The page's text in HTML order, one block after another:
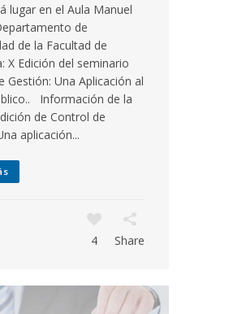
lugar en el Aula Manuel
de
de la Facultad de
X Edición del seminario
Gestión: Una Aplicación al
Información de la
de Control de
aplicación...
4 Share